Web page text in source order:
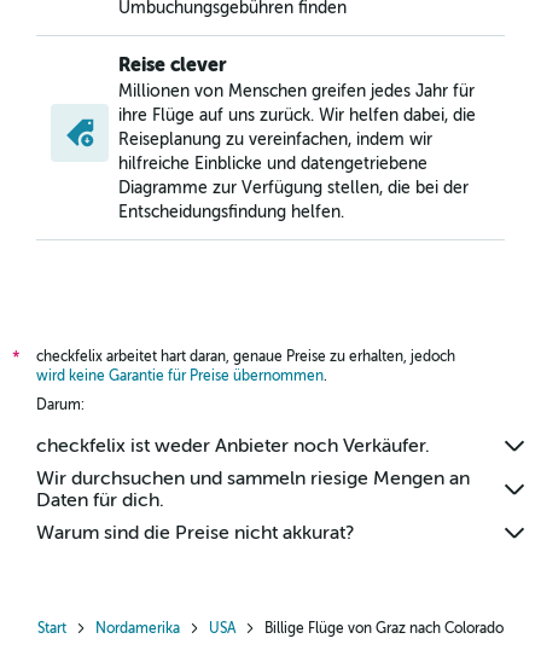
Umbuchungsgebühren finden
Reise clever
Millionen von Menschen greifen jedes Jahr für
ihre Flüge auf uns zurück. Wir helfen dabei, die
Reiseplanung zu vereinfachen, indem wir
hilfreiche Einblicke und datengetriebene
Diagramme zur Verfügung stellen, die bei der
Entscheidungsfindung helfen.
*
checkfelix arbeitet hart daran, genaue Preise zu erhalten, jedoch
wird keine Garantie für Preise übernommen.
Darum:
checkfelix ist weder Anbieter noch Verkäufer.
Wir durchsuchen und sammeln riesige Mengen an
Daten für dich.
Warum sind die Preise nicht akkurat?
Start Nordamerika USA Billige Flüge von Graz nach Colorado